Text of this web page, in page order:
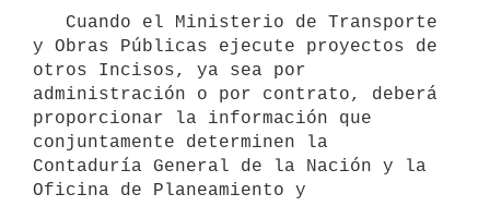
y Obras Públicas ejecute proyectos de
otros Incisos, ya sea por
administración o por contrato, deberá
proporcionar la información que
conjuntamente determinen la
Contaduría General de la Nación y la
Oficina de Planeamiento y